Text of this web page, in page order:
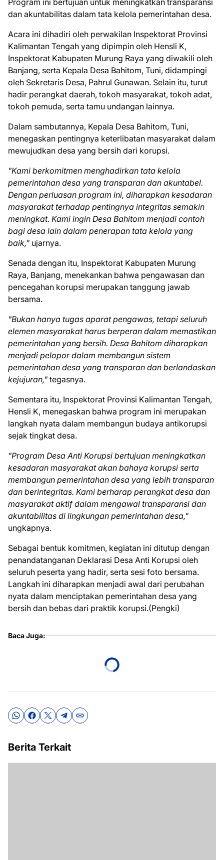
dan akuntabilitas dalam tata kelola pemerintahan desa.
Acara ini dihadiri oleh perwakilan Inspektorat Provinsi
Kalimantan Tengah yang dipimpin oleh Hensli K,
Inspektorat Kabupaten Murung Raya yang diwakili oleh
Banjang, serta Kepala Desa Bahitom, Tuni, didampingi
oleh Sekretaris Desa, Pahrul Gunawan. Selain itu, turut
hadir perangkat daerah, tokoh masyarakat, tokoh adat,
tokoh pemuda, serta tamu undangan lainnya.
Dalam sambutannya, Kepala Desa Bahitom, Tuni,
menegaskan pentingnya keterlibatan masyarakat dalam
mewujudkan desa yang bersih dari korupsi.
"Kami berkomitmen menghadirkan tata kelola
pemerintahan desa yang transparan dan akuntabel.
Dengan perluasan program ini, diharapkan kesadaran
masyarakat terhadap pentingnya integritas semakin
meningkat. Kami ingin Desa Bahitom menjadi contoh
bagi desa lain dalam penerapan tata kelola yang
baik," ujarnya.
Senada dengan itu, Inspektorat Kabupaten Murung
Raya, Banjang, menekankan bahwa pengawasan dan
pencegahan korupsi merupakan tanggung jawab
bersama.
"Bukan hanya tugas aparat pengawas, tetapi seluruh
elemen masyarakat harus berperan dalam memastikan
pemerintahan yang bersih. Desa Bahitom diharapkan
menjadi pelopor dalam membangun sistem
pemerintahan desa yang transparan dan berlandaskan
kejujuran," tegasnya.
Sementara itu, Inspektorat Provinsi Kalimantan Tengah,
Hensli K, menegaskan bahwa program ini merupakan
langkah nyata dalam membangun budaya antikorupsi
sejak tingkat desa.
"Program Desa Anti Korupsi bertujuan meningkatkan
kesadaran masyarakat akan bahaya korupsi serta
membangun pemerintahan desa yang lebih transparan
dan berintegritas. Kami berharap perangkat desa dan
masyarakat aktif dalam mengawal transparansi dan
akuntabilitas di lingkungan pemerintahan desa,"
ungkapnya.
Sebagai bentuk komitmen, kegiatan ini ditutup dengan
penandatanganan Deklarasi Desa Anti Korupsi oleh
seluruh peserta yang hadir, serta sesi foto bersama.
Langkah ini diharapkan menjadi awal dari perubahan
nyata dalam menciptakan pemerintahan desa yang
bersih dan bebas dari praktik korupsi.(Pengki)
Baca Juga:
Berita Terkait